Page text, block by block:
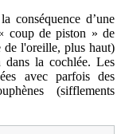
conséquence d’une
coup de piston » de
de l'oreille, plus haut)
dans la cochlée. Les
avec parfois des
(sifflements